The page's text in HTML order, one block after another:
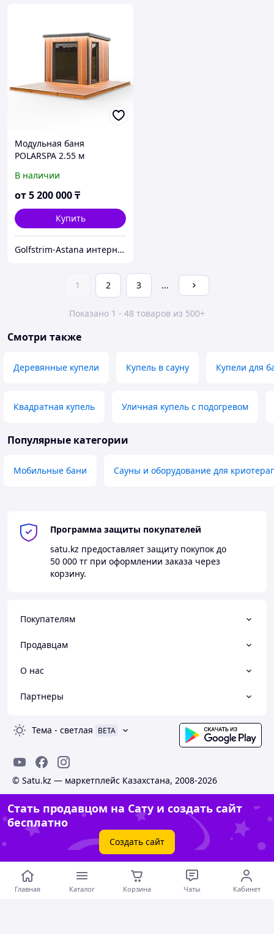
Модульная баня
POLARSPA 2.55 м
В наличии
от5 200 000₸
Купить
Golfstrim-Astana интернет-магазин: бассейны, сауны, бани, фитобочки, купели, системы обогрева
1 2 3 ...
Показано 1 - 48 товаров из 500+
Смотри также
Деревянные купели Купель в сауну Купели для
Квадратная купель Уличная купель с подогревом
Популярные категории
Мобильные бани Сауны и оборудование для
Программа защиты покупателей
satu.kz предоставляет защиту покупок до
50 000 тг при оформлении заказа через
корзину.
Покупателям
Продавцам
О нас
Партнеры
Тема - светлая BETA
© Satu.kz — маркетплейс Казахстана, 2008-2026
Стать продавцом на Сату и создать сайт
бесплатно
Создать сайт
Главная Каталог Корзина Чаты Кабинет